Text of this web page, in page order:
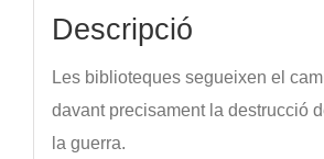
Descripció
Les biblioteques segueixen el
davant precisament la destrucció
la guerra.